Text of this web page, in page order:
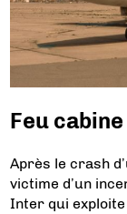
Feu
Après le crash
victime d’un
Inter qui